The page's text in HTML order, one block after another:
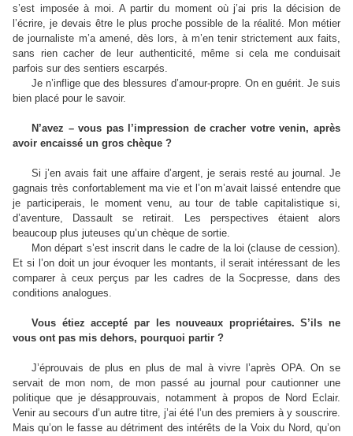
s’est imposée à moi. A partir du moment où j’ai pris la décision de
l’écrire, je devais être le plus proche possible de la réalité. Mon métier
de journaliste m’a amené, dès lors, à m’en tenir strictement aux faits,
sans rien cacher de leur authenticité, même si cela me conduisait
parfois sur des sentiers escarpés.
Je n’inflige que des blessures d’amour-propre. On en guérit. Je suis
bien placé pour le savoir.
N’avez – vous pas l’impression de cracher votre venin, après
avoir encaissé un gros chèque ?
Si j’en avais fait une affaire d’argent, je serais resté au journal. Je
gagnais très confortablement ma vie et l’on m’avait laissé entendre que
je participerais, le moment venu, au tour de table capitalistique si,
d’aventure, Dassault se retirait. Les perspectives étaient alors
beaucoup plus juteuses qu’un chèque de sortie.
Mon départ s’est inscrit dans le cadre de la loi (clause de cession).
Et si l’on doit un jour évoquer les montants, il serait intéressant de les
comparer à ceux perçus par les cadres de la Socpresse, dans des
conditions analogues.
Vous étiez accepté par les nouveaux propriétaires. S’ils ne
vous ont pas mis dehors, pourquoi partir ?
J’éprouvais de plus en plus de mal à vivre l’après OPA. On se
servait de mon nom, de mon passé au journal pour cautionner une
politique que je désapprouvais, notamment à propos de Nord Eclair.
Venir au secours d’un autre titre, j’ai été l’un des premiers à y souscrire.
Mais qu’on le fasse au détriment des intérêts de la Voix du Nord, qu’on